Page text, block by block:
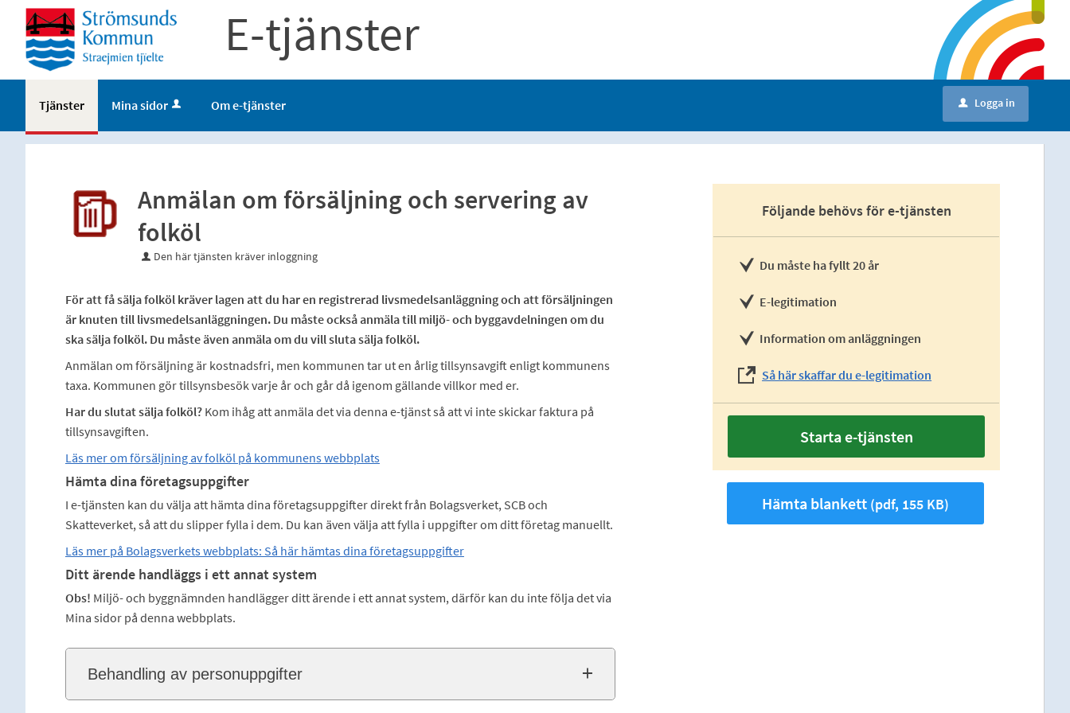
E-tjänster
Tjänster Mina sidor Om e-tjänster u Logga in
Anmälan om försäljning och servering av
folköl
Den här tjänsten kräver inloggning
För att få sälja folköl kräver lagen att du har en registrerad livsmedelsanläggning och att försäljningen
är knuten till livsmedelsanläggningen. Du måste också anmäla till miljö- och byggavdelningen om du
ska sälja folköl. Du måste även anmäla om du vill sluta sälja folköl.
Anmälan om försäljning är kostnadsfri, men kommunen tar ut en årlig tillsynsavgift enligt kommunens
taxa. Kommunen gör tillsynsbesök varje år och går då igenom gällande villkor med er.
Har du slutat sälja folköl? Kom ihåg att anmäla det via denna e-tjänst så att vi inte skickar faktura på
tillsynsavgiften.
Läs mer om försäljning av folköl på kommunens webbplats
Hämta dina företagsuppgifter
I e-tjänsten kan du välja att hämta dina företagsuppgifter direkt från Bolagsverket, SCB och
Skatteverket, så att du slipper fylla i dem. Du kan även välja att fylla i uppgifter om ditt företag manuellt.
Läs mer på Bolagsverkets webbplats: Så här hämtas dina företagsuppgifter
Ditt ärende handläggs i ett annat system
Obs! Miljö- och byggnämnden handlägger ditt ärende i ett annat system, därför kan du inte följa det via
Mina sidor på denna webbplats.
Behandling av personuppgifter
Följande behövs för e-tjänsten
Du måste ha fyllt 20 år
E-legitimation
Information om anläggningen
Så här skaffar du e-legitimation
Starta e-tjänsten
Hämta blankett (pdf, 155 KB)